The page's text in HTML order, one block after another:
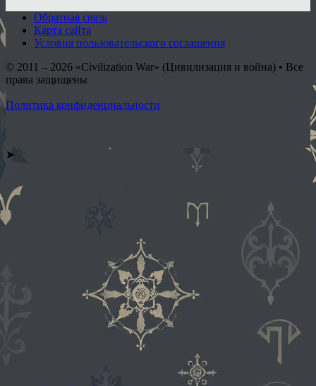
Обратная связь
Карта сайта
Условия пользовательского соглашения
© 2011 – 2026 «Civilization War» (Цивилизация и война) • Все
права защищены
Политика конфиденциальности
➤